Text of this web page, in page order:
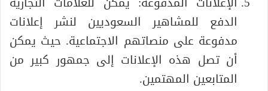
الدفع للمشاهير السعوديين لنشر إعلانات
مدفوعة على منصاتهم الاجتماعية. حيث يمكن
أن تصل هذه الإعلانات إلى جمهور كبير من
المتابعين المهتمين.